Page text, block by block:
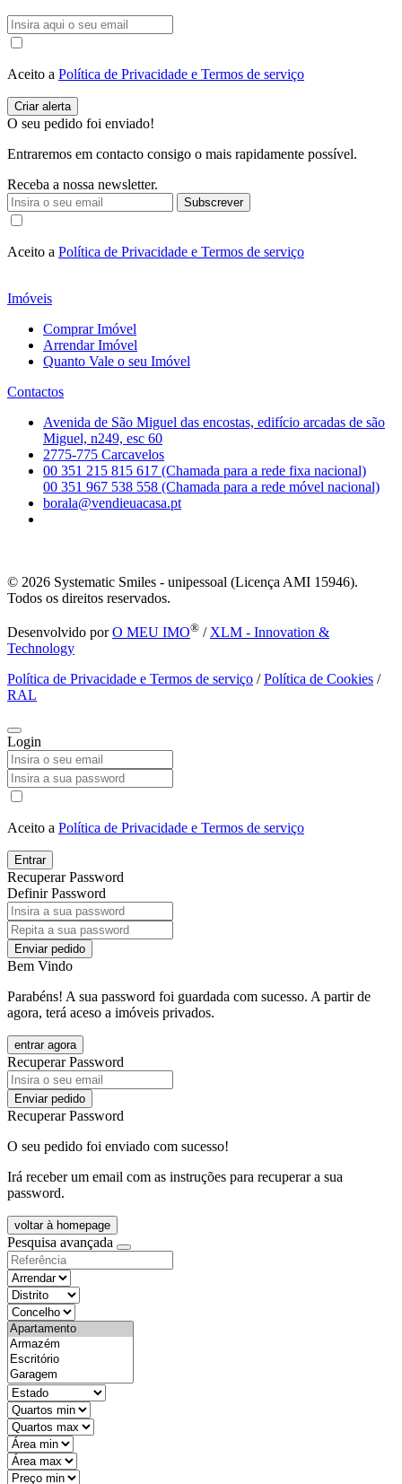
Aceito a Política de Privacidade e Termos de serviço
O seu pedido foi enviado!
Entraremos em contacto consigo o mais rapidamente possível.
Receba a nossa newsletter.
Subscrever
Aceito a Política de Privacidade e Termos de serviço
Imóveis
Comprar Imóvel
Arrendar Imóvel
Quanto Vale o seu Imóvel
Contactos
Avenida de São Miguel das encostas, edifício arcadas de são
Miguel, n249, esc 60
2775-775 Carcavelos
00 351 215 815 617 (Chamada para a rede fixa nacional)
00 351 967 538 558 (Chamada para a rede móvel nacional)
borala@vendieuacasa.pt
© 2026 Systematic Smiles - unipessoal (Licença AMI 15946).
Todos os direitos reservados.
Desenvolvido porO MEU IMO® / XLM - Innovation &
Technology
Política de Privacidade e Termos de serviço /Política de Cookies /
RAL
Login
Aceito a Política de Privacidade e Termos de serviço
Entrar
Recuperar Password
Definir Password
Enviar pedido
Bem Vindo
Parabéns! A sua password foi guardada com sucesso. A partir de
agora, terá aceso a imóveis privados.
entrar agora
Recuperar Password
Enviar pedido
Recuperar Password
O seu pedido foi enviado com sucesso!
Irá receber um email com as instruções para recuperar a sua
password.
voltar à homepage
Pesquisa avançada
objective
districtId
countyId
types
state
mintypo
maxtypo
minarea
maxarea
minprice